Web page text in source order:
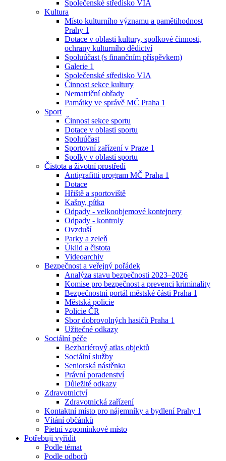
Společenské středisko VIA
Kultura
Místo kulturního významu a pamětihodnost
Prahy 1
Dotace v oblasti kultury, spolkové činnosti,
ochrany kulturního dědictví
Spoluúčast (s finančním příspěvkem)
Galerie 1
Společenské středisko VIA
Činnost sekce kultury
Nematriční obřady
Památky ve správě MČ Praha 1
Sport
Činnost sekce sportu
Dotace v oblasti sportu
Spoluúčast
Sportovní zařízení v Praze 1
Spolky v oblasti sportu
Čistota a životní prostředí
Antigrafitti program MČ Praha 1
Dotace
Hřiště a sportoviště
Kašny, pítka
Odpady - velkoobjemové kontejnery
Odpady - kontroly
Ovzduší
Parky a zeleň
Úklid a čistota
Videoarchiv
Bezpečnost a veřejný pořádek
Analýza stavu bezpečnosti 2023–2026
Komise pro bezpečnost a prevenci kriminality
Bezpečnostní portál městské části Praha 1
Městská policie
Policie ČR
Sbor dobrovolných hasičů Praha 1
Užitečné odkazy
Sociální péče
Bezbariérový atlas objektů
Sociální služby
Seniorská nástěnka
Právní poradenství
Důležité odkazy
Zdravotnictví
Zdravotnická zařízení
Kontaktní místo pro nájemníky a bydlení Prahy 1
Vítání občánků
Pietní vzpomínkové místo
Potřebuji vyřídit
Podle témat
Podle odborů